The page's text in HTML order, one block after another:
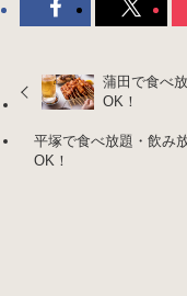
蒲田で食べ
OK！
平塚で食べ放題・飲み
OK！